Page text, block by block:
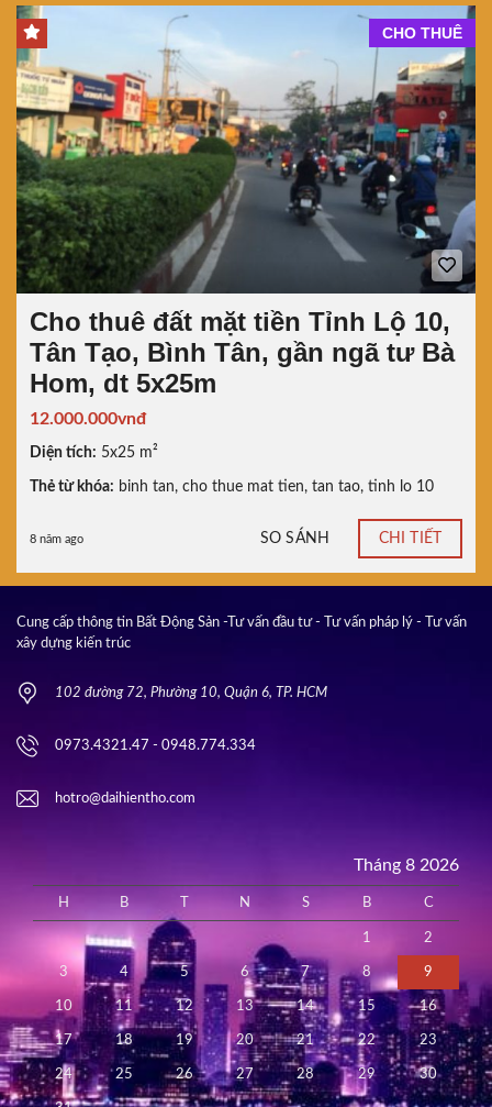
CHO THUÊ
Cho thuê đất mặt tiền Tỉnh Lộ 10,
Tân Tạo, Bình Tân, gần ngã tư Bà
Hom, dt 5x25m
12.000.000vnđ
Diện tích: 5x25 m²
Thẻ từ khóa: binh tan, cho thue mat tien, tan tao, tinh lo 10
8 năm ago SO SÁNH CHI TIẾT
Cung cấp thông tin Bất Động Sản -Tư vấn đầu tư - Tư vấn pháp lý - Tư vấn
xây dựng kiến trúc
102 đường 72, Phường 10, Quận 6, TP. HCM
0973.4321.47 - 0948.774.334
hotro@daihientho.com
Tháng 8 2026
H B N S B C
1 2
3 4 5 6 7 8 9
10 11 12 13 14 15 16
17 18 19 20 21 22 23
24 25 26 27 28 29 30